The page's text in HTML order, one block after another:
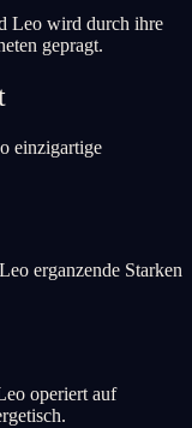
Leo wird durch ihre
gepragt.
einzigartige
erganzende Starken
operiert auf